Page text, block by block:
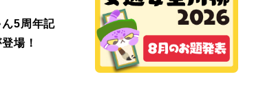
5周年記
場！